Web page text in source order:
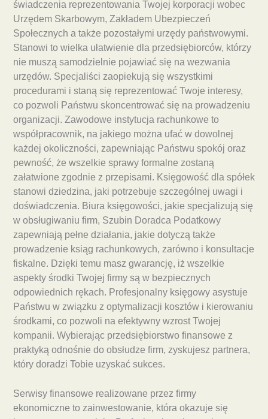
świadczenia reprezentowania Twojej korporacji wobec
Urzędem Skarbowym, Zakładem Ubezpieczeń
Społecznych a także pozostałymi urzędy państwowymi.
Stanowi to wielka ułatwienie dla przedsiębiorców, którzy
nie muszą samodzielnie pojawiać się na wezwania
urzędów. Specjaliści zaopiekują się wszystkimi
procedurami i staną się reprezentować Twoje interesy,
co pozwoli Państwu skoncentrować się na prowadzeniu
organizacji. Zawodowe instytucja rachunkowe to
współpracownik, na jakiego można ufać w dowolnej
każdej okoliczności, zapewniając Państwu spokój oraz
pewność, że wszelkie sprawy formalne zostaną
załatwione zgodnie z przepisami. Księgowość dla spółek
stanowi dziedzina, jaki potrzebuje szczególnej uwagi i
doświadczenia. Biura księgowości, jakie specjalizują się
w obsługiwaniu firm, Szubin Doradca Podatkowy
zapewniają pełne działania, jakie dotyczą także
prowadzenie ksiąg rachunkowych, zarówno i konsultacje
fiskalne. Dzięki temu masz gwarancję, iż wszelkie
aspekty środki Twojej firmy są w bezpiecznych
odpowiednich rękach. Profesjonalny księgowy asystuje
Państwu w związku z optymalizacji kosztów i kierowaniu
środkami, co pozwoli na efektywny wzrost Twojej
kompanii. Wybierając przedsiębiorstwo finansowe z
praktyką odnośnie do obsłudze firm, zyskujesz partnera,
który doradzi Tobie uzyskać sukces.
Serwisy finansowe realizowane przez firmy
ekonomiczne to zainwestowanie, która okazuje się